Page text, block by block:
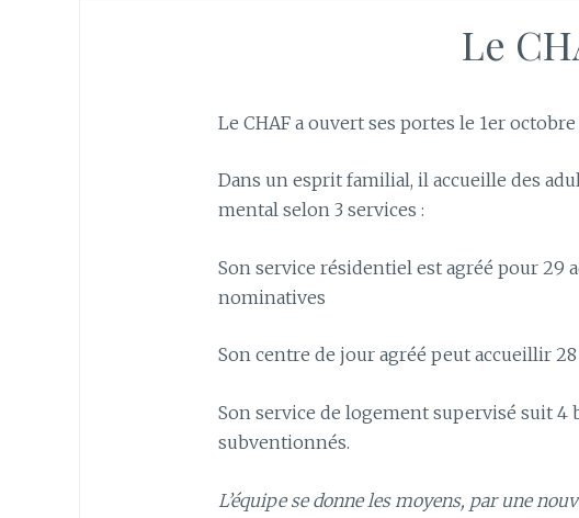
Le
Le CHAF a ouvert ses portes le 1er octobre
Dans un esprit familial, il accueille des
mental selon 3 services :
Son service résidentiel est agréé pour 29
nominatives
Son centre de jour agréé peut accueillir
Son service de logement supervisé suit 4
subventionnés.
L’équipe se donne les moyens, par une